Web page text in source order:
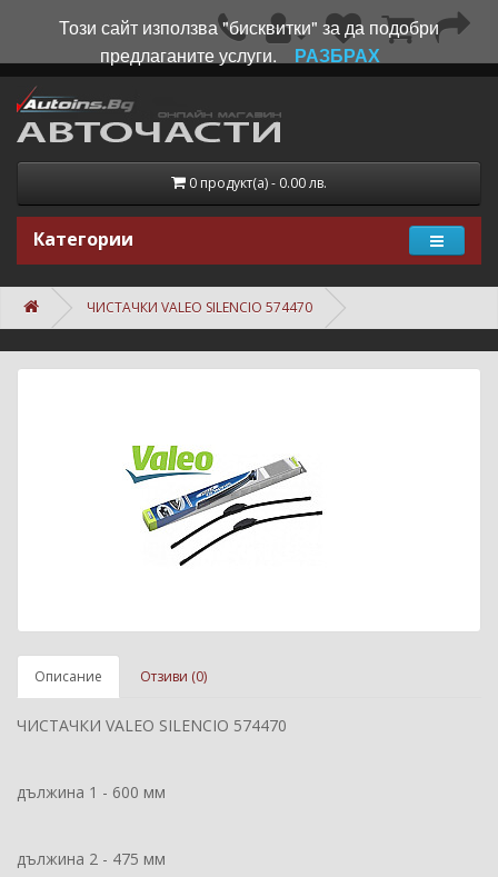
0 продукт(а) - 0.00 лв.
Категории
ЧИСТАЧКИ VALEO SILENCIO 574470
Описание Отзиви (0)
ЧИСТАЧКИ VALEO SILENCIO 574470
дължина 1 - 600 мм
дължина 2 - 475 мм
Този сайт използва "бисквитки" за да подобри
предлаганите услуги.
РАЗБРАХ